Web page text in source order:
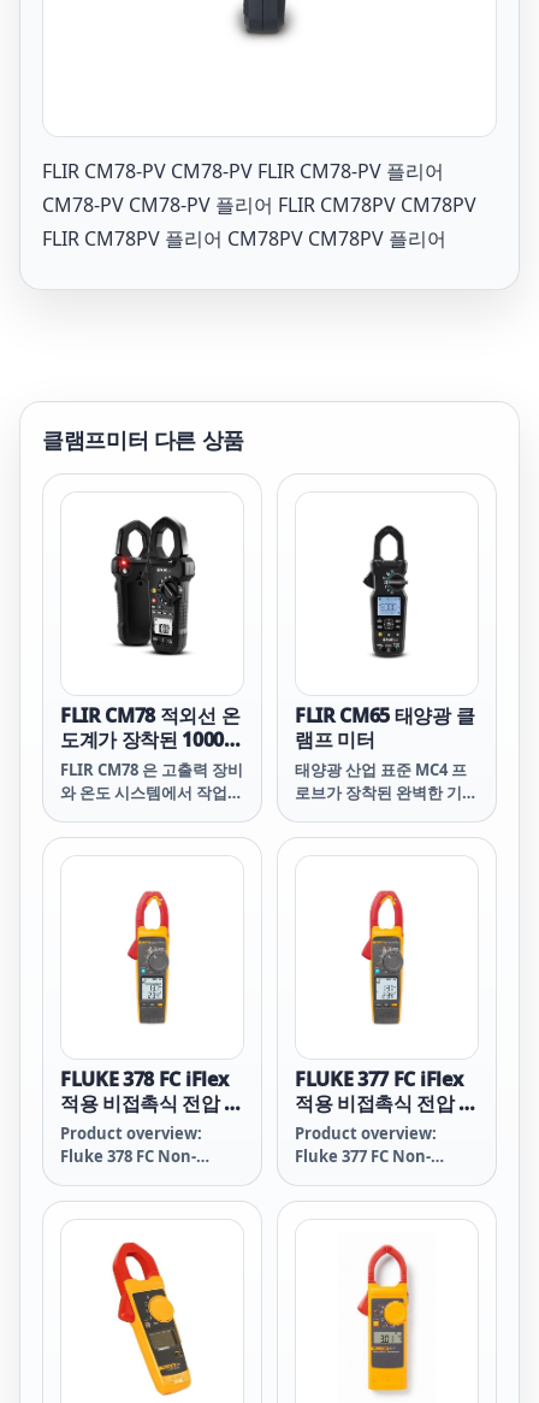
FLIR CM78-PV CM78-PV FLIR CM78-PV 플리어
CM78-PV CM78-PV 플리어 FLIR CM78PV CM78PV
FLIR CM78PV 플리어 CM78PV CM78PV 플리어
클램프미터 다른 상품
FLIR CM78 적외선 온
도계가 장착된 1000
Amp 클램프
FLIR CM78 은 고출력 장비
와 온도 시스템에서 작업하
구가 필요한 전기기술자를
위한 True RMS 산업용 클
FLIR CM65 태양광 클
램프 미터
태양광 산업 표준 MC4 프
로브가 장착된 완벽한 기능
로 시간을 절약하고 문제를
신속하게 찾아낼 수 있습니
FLUKE 378 FC iFlex
적용 비접촉식 전압 실
효값 AC/DC 클램프
미터
Product overview:
Fluke 378 FC Non-
rms AC/DC Clamp
Meter with iFlex
FLUKE 377 FC iFlex
적용 비접촉식 전압 실
효값 AC/DC 클램프
미터
Product overview:
Fluke 377 FC Non-
rms AC/DC Clamp
Meter with iFlex